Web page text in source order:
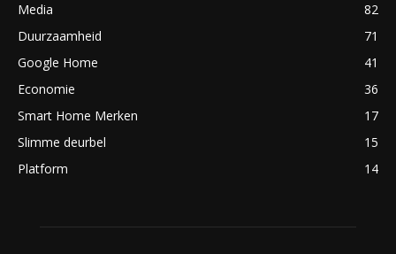
Media
82
Duurzaamheid
71
Google Home
41
Economie
36
Smart Home Merken
17
Slimme deurbel
15
Platform
14